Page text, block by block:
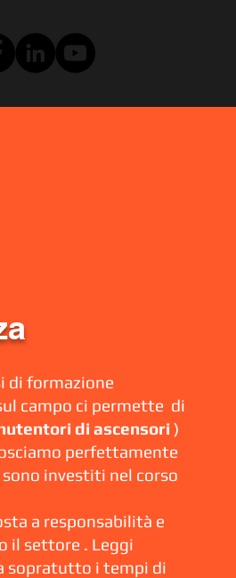
di formazione
campo ci permette di
di ascensori )
perfettamente
investiti nel corso
a responsabilità e
il settore . Leggi
sopratutto i tempi di